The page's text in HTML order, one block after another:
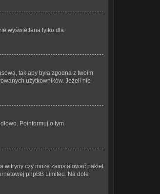
wyświetlana tylko dla
tak aby była zgodna z twoim
użytkowników. Jeżeli nie
Poinformuj o tym
witryny czy może zainstalować pakiet
phpBB Limited. Na dole